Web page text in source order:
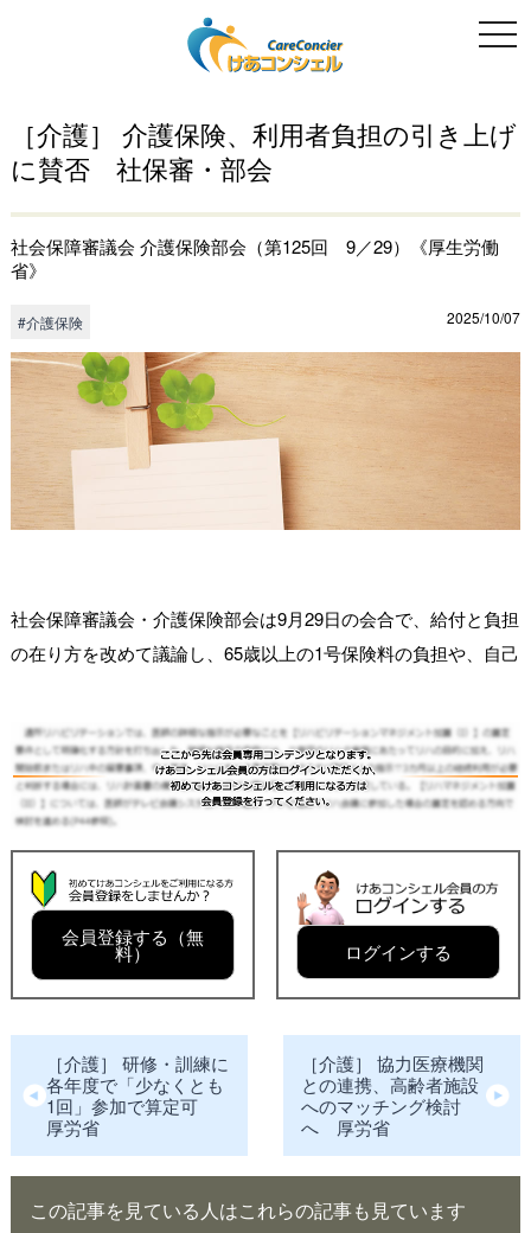
［介護］ 介護保険、利用者負担の引き上げ
に賛否 社保審・部会
社会保障審議会 介護保険部会（第125回 9／29）《厚生労働
省》
#介護保険 2025/10/07
社会保障審議会・介護保険部会は9月29日の会合で、給付と負担
の在り方を改めて議論し、65歳以上の1号保険料の負担や、自己
会員登録する（無
料） ログインする
［介護］ 研修・訓練に
各年度で「少なくとも
1回」参加で算定可
厚労省
［介護］ 協力医療機関
との連携、高齢者施設
へのマッチング検討
へ 厚労省
この記事を見ている人はこれらの記事も見ています